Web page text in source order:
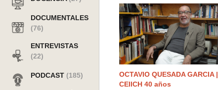
DOCUMENTALES
(76)
ENTREVISTAS
(22)
PODCAST (185)
OCTAVIO QUESADA GARCIA |
CEIICH 40 años